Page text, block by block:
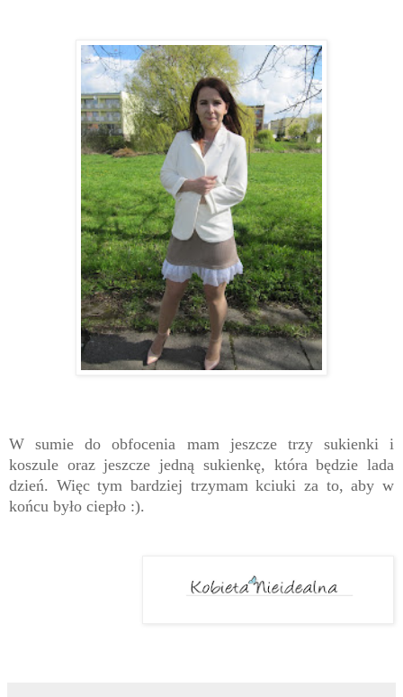
W sumie do obfocenia mam jeszcze trzy sukienki i
koszule oraz jeszcze jedną sukienkę, która będzie lada
dzień. Więc tym bardziej trzymam kciuki za to, aby w
końcu było ciepło :).